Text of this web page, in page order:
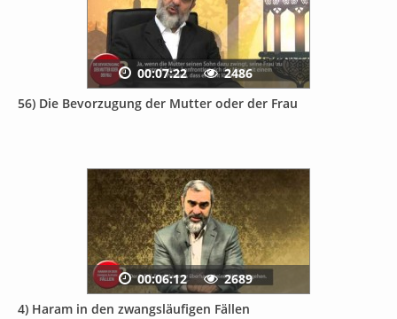
56) Die Bevorzugung der Mutter oder der Frau
00:07:22 2486
4) Haram in den zwangsläufigen Fällen
00:06:12 2689